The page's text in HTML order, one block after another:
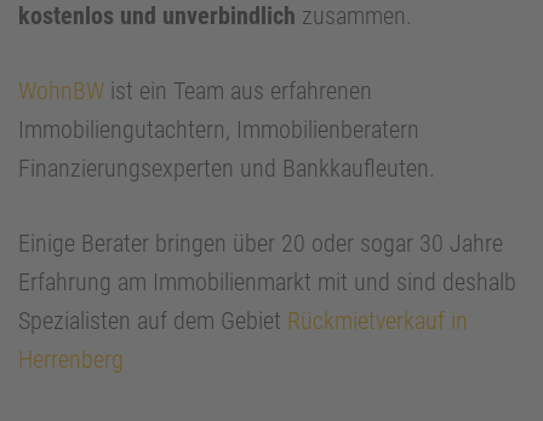
kostenlos und unverbindlich zusammen.
WohnBW ist ein Team aus erfahrenen
Immobiliengutachtern, Immobilienberatern
Finanzierungsexperten und Bankkaufleuten.
Einige Berater bringen über 20 oder sogar 30 Jahre
Erfahrung am Immobilienmarkt mit und sind deshalb
Spezialisten auf dem Gebiet Rückmietverkauf in
Herrenberg